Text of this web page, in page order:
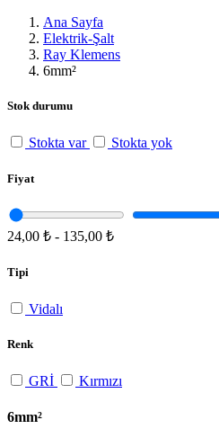
Ana Sayfa
Elektrik-Şalt
Ray Klemens
6mm²
Stok durumu
Stokta var Stokta yok
Fiyat
24,00 ₺ - 135,00 ₺
Tipi
Vidalı
Renk
GRİ Kırmızı
6mm²